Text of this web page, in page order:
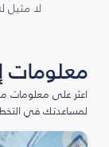
لا مثيل
معلومات
اعثر على معلومات
لمساعدتك في